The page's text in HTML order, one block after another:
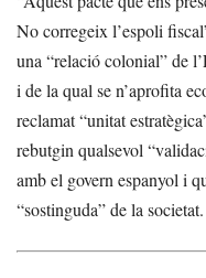
No corregeix l’espoli
una “relació colonial” de
i de la qual se n’aprofita
reclamat “unitat
rebutgin qualsevol
amb el govern espanyol i
“sostinguda” de la societat.